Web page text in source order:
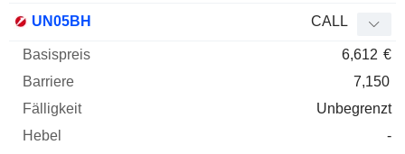
UN05BH CALL
6,612 €
7,150
Unbegrenzt
-